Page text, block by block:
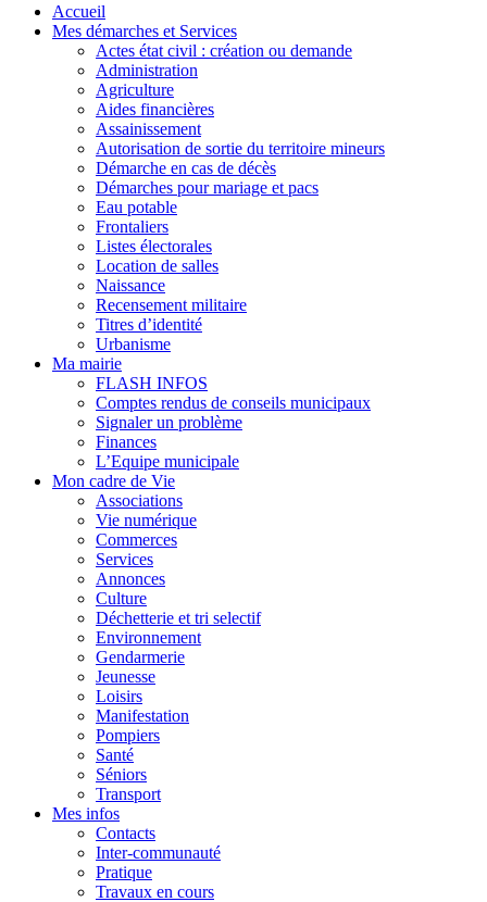
Accueil
Mes démarches et Services
Actes état civil : création ou demande
Administration
Agriculture
Aides financières
Assainissement
Autorisation de sortie du territoire mineurs
Démarche en cas de décès
Démarches pour mariage et pacs
Eau potable
Frontaliers
Listes électorales
Location de salles
Naissance
Recensement militaire
Titres d’identité
Urbanisme
Ma mairie
FLASH INFOS
Comptes rendus de conseils municipaux
Signaler un problème
Finances
L’Equipe municipale
Mon cadre de Vie
Associations
Vie numérique
Commerces
Services
Annonces
Culture
Déchetterie et tri selectif
Environnement
Gendarmerie
Jeunesse
Loisirs
Manifestation
Pompiers
Santé
Séniors
Transport
Mes infos
Contacts
Inter-communauté
Pratique
Travaux en cours